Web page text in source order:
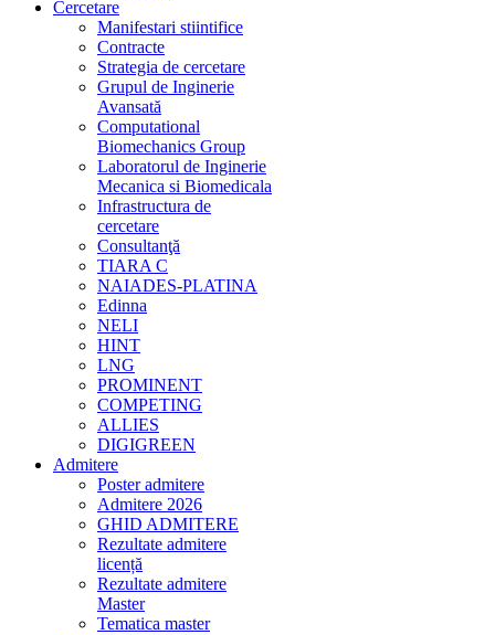
Cercetare
Manifestari stiintifice
Contracte
Strategia de cercetare
Grupul de Inginerie
Avansată
Computational
Biomechanics Group
Laboratorul de Inginerie
Mecanica si Biomedicala
Infrastructura de
cercetare
Consultanţă
TIARA C
NAIADES-PLATINA
Edinna
NELI
HINT
LNG
PROMINENT
COMPETING
ALLIES
DIGIGREEN
Admitere
Poster admitere
Admitere 2026
GHID ADMITERE
Rezultate admitere
licență
Rezultate admitere
Master
Tematica master